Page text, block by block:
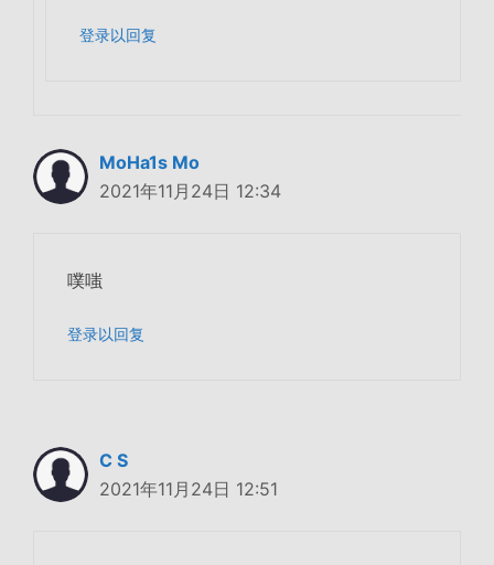
登录以回复
MoHa1s Mo
2021年11月24日 12:34
噗嗤
登录以回复
C S
2021年11月24日 12:51